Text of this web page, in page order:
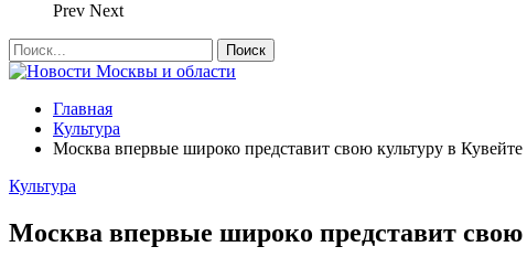
Prev Next
Главная
Культура
Москва впервые широко представит свою культуру в Кувейте
Культура
Москва впервые широко представит свою